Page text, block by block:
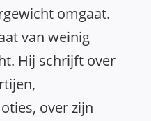
omgaat.
van weinig
Hij schrijft over
over zijn